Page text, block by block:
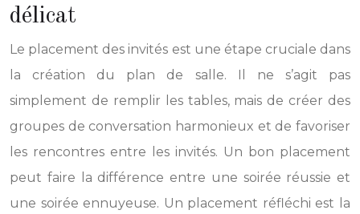
délicat
Le placement des invités est une étape cruciale dans
la création du plan de salle. Il ne s’agit pas
simplement de remplir les tables, mais de créer des
groupes de conversation harmonieux et de favoriser
les rencontres entre les invités. Un bon placement
peut faire la différence entre une soirée réussie et
une soirée ennuyeuse. Un placement réfléchi est la